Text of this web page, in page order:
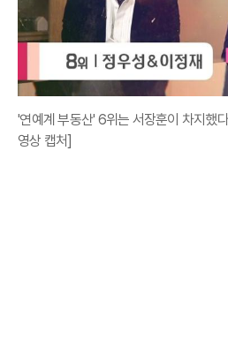
'연예계 부동산' 6위는 서장훈이 차지했
영상 캡처]